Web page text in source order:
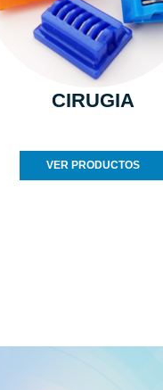
CIRUGIA
VER PRODUCTOS